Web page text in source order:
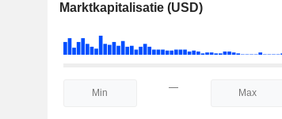
Marktkapitalisatie (USD)
—